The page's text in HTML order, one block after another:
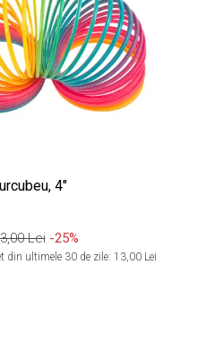
4"
Lei -25%
din ultimele 30 de zile: 13,00 Lei